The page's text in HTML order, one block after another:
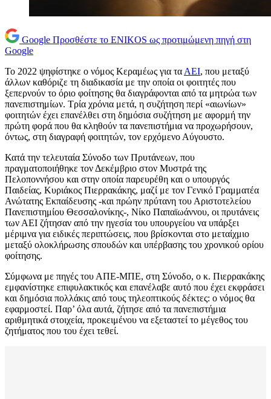
Google Προσθέστε το ENIKOS ως προτιμώμενη πηγή στη
Google
Το 2022 ψηφίστηκε ο νόμος Κεραμέως για τα ΑΕΙ, που μεταξύ
άλλων καθόριζε τη διαδικασία με την οποία οι φοιτητές που
ξεπερνούν το όριο φοίτησης θα διαγράφονται από τα μητρώα των
πανεπιστημίων. Τρία χρόνια μετά, η συζήτηση περί «αιωνίων»
φοιτητών έχει επανέλθει στη δημόσια συζήτηση με αφορμή την
πρώτη φορά που θα κληθούν τα πανεπιστήμια να προχωρήσουν,
όντως, στη διαγραφή φοιτητών, τον ερχόμενο Αύγουστο.
Κατά την τελευταία Σύνοδο των Πρυτάνεων, που
πραγματοποιήθηκε τον Δεκέμβριο στον Μυστρά της
Πελοποννήσου και στην οποία παρευρέθη και ο υπουργός
Παιδείας, Κυριάκος Πιερρακάκης, μαζί με τον Γενικό Γραμματέα
Ανώτατης Εκπαίδευσης -και πρώην πρύτανη του Αριστοτελείου
Πανεπιστημίου Θεσσαλονίκης-, Νίκο Παπαϊωάννου, οι πρυτάνεις
των ΑΕΙ ζήτησαν από την ηγεσία του υπουργείου να υπάρξει
μέριμνα για ειδικές περιπτώσεις, που βρίσκονται στο μεταίχμιο
μεταξύ ολοκλήρωσης σπουδών και υπέρβασης του χρονικού ορίου
φοίτησης.
Σύμφωνα με πηγές του ΑΠΕ-ΜΠΕ, στη Σύνοδο, ο κ. Πιερρακάκης
εμφανίστηκε επιφυλακτικός και επανέλαβε αυτό που έχει εκφράσει
και δημόσια πολλάκις από τους τηλεοπτικούς δέκτες: ο νόμος θα
εφαρμοστεί. Παρ’ όλα αυτά, ζήτησε από τα πανεπιστήμια
αριθμητικά στοιχεία, προκειμένου να εξεταστεί το μέγεθος του
ζητήματος που του έχει τεθεί.